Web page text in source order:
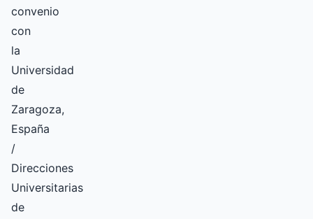
convenio
con
la
Universidad
de
Zaragoza,
España
/
Direcciones
Universitarias
de